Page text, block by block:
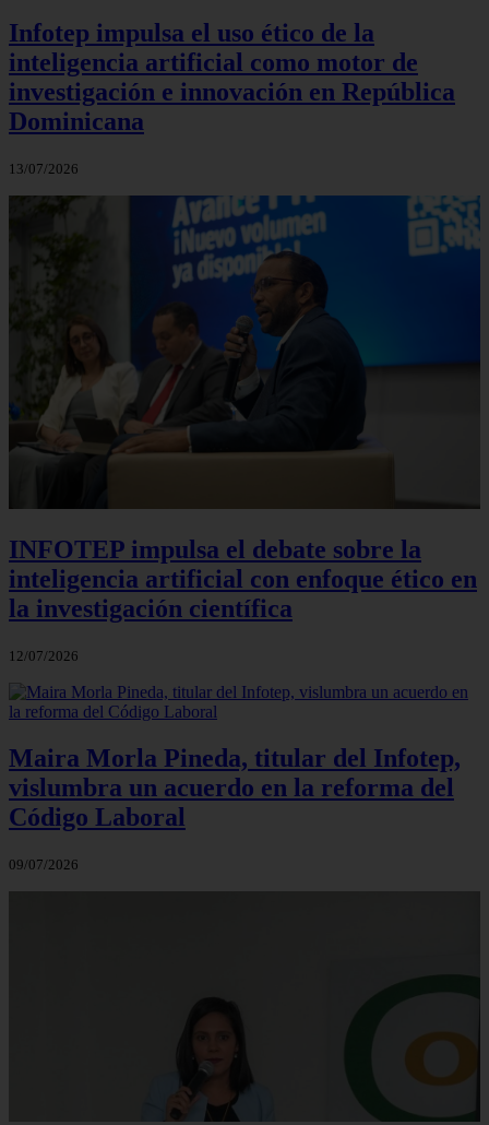
Infotep impulsa el uso ético de la
inteligencia artificial como motor de
investigación e innovación en República
Dominicana
13/07/2026
INFOTEP impulsa el debate sobre la
inteligencia artificial con enfoque ético en
la investigación científica
12/07/2026
Maira Morla Pineda, titular del Infotep,
vislumbra un acuerdo en la reforma del
Código Laboral
09/07/2026